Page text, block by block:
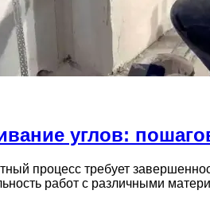
углов:
процесс требует
работ с различными